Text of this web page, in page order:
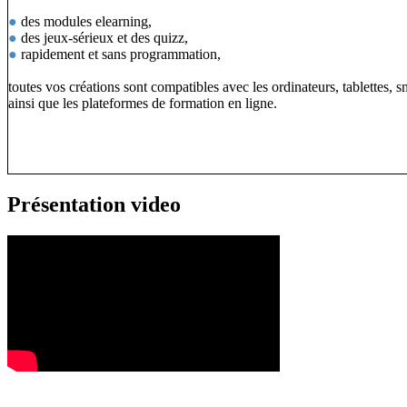
● des modules elearning,
● des jeux-sérieux et des quizz,
● rapidement et sans programmation,
toutes vos créations sont compatibles avec les ordinateurs, tablettes,
ainsi que les plateformes de formation en ligne.
Présentation video